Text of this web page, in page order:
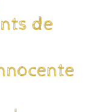
de